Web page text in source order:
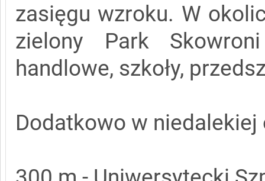
zasięgu wzroku. W
zielony Park
handlowe, szkoły,
Dodatkowo w niedalekiej